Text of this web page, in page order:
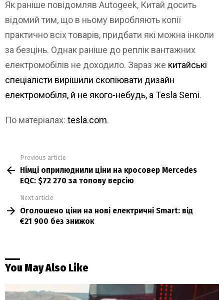
Як раніше повідомляв Autogeek, Китай досить
відомий тим, що в ньому виробляють копії
практично всіх товарів, придбати які можна інколи
за безцінь. Однак раніше до реплік вантажних
електромобілів не доходило. Зараз же китайські
спеціалісти вирішили скопіювати дизайн
електромобіля, й не якого-небудь, а Tesla Semi.
По матеріалах: tesla.com.
more
Previous article
Німці оприлюднили ціни на кросовер Mercedes
EQC: $72 270 за топову версію
Next article
Оголошено ціни на нові електричні Smart: від
€21 900 без знижок
You May Also Like